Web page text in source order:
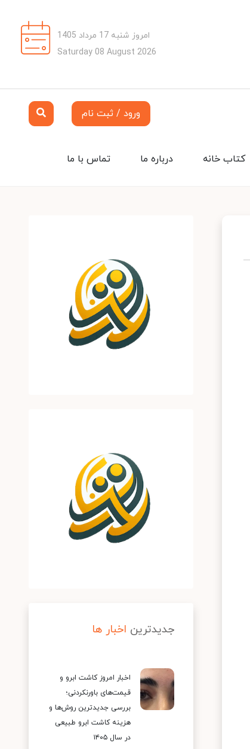
امروز شنبه 17 مرداد 1405
Saturday 08 August 2026
ورود / ثبت نام
تماس با ما درباره ما کتاب خانه
جدیدترین اخبار ها
اخبار امروز کاشت ابرو و
قیمت‌های باورنکردنی؛
بررسی جدیدترین روش‌ها و
هزینه کاشت ابرو طبیعی
در سال ۱۴۰۵